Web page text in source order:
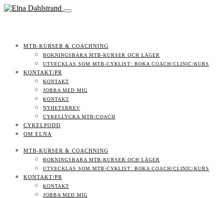
MTB-KURSER & COACHNING
BOKNINGSBARA MTB-KURSER OCH LÄGER
UTVECKLAS SOM MTB-CYKLIST: BOKA COACH/CLINIC/KURS
KONTAKT/PR
KONTAKT
JOBBA MED MIG
KONTAKT
NYHETSBREV
CYKELLYCKA MTB-COACH
CYKELPODD
OM ELNA
MTB-KURSER & COACHNING
BOKNINGSBARA MTB-KURSER OCH LÄGER
UTVECKLAS SOM MTB-CYKLIST: BOKA COACH/CLINIC/KURS
KONTAKT/PR
KONTAKT
JOBBA MED MIG